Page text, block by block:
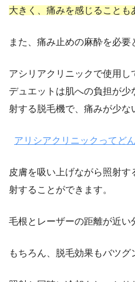
大きく、痛みを感じることも
また、痛み止めの麻酔を必要
アシリアクリニックで使用
デュエットは肌への負担が
射する脱毛機で、痛みが少な
アリシアクリニックってど
皮膚を吸い上げながら照射
射することができます。
毛根とレーザーの距離が近い
もちろん、脱毛効果もバツグ